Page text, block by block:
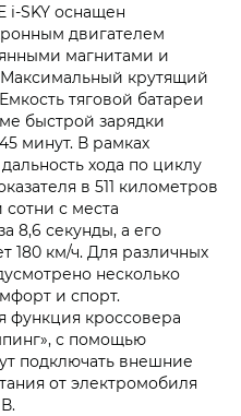
i‑SKY оснащен
двигателем
магнитами и
крутящий
тяговой батареи
быстрой зарядки
минут. В рамках
хода по циклу
в 511 километров
с места
8,6 секунды, а его
180 км/ч. Для различных
несколько
и спорт.
функция кроссовера
с помощью
подключать внешние
от электромобиля